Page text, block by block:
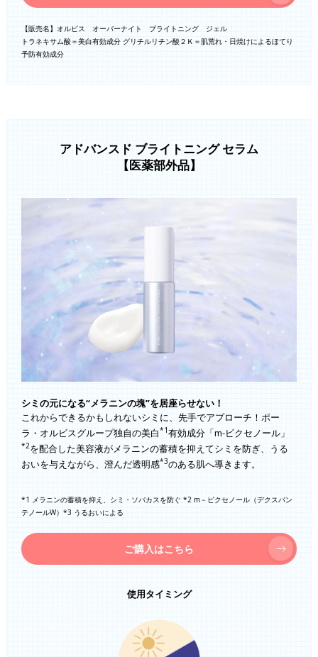
【販売名】オルビス オーバーナイト ブライトニング ジェル
トラネキサム酸＝美白有効成分 グリチルリチン酸２Ｋ＝肌荒れ・日焼けによるほてり
予防有効成分
アドバンスド ブライトニング セラム
【医薬部外品】
シミの元になる“メラニンの塊”を居座らせない！
これからできるかもしれないシミに、先手でアプローチ！ポー
ラ・オルビスグループ独自の美白*1有効成分「m-ピクセノール」
*2を配合した美容液がメラニンの蓄積を抑えてシミを防ぎ、うる
おいを与えながら、澄んだ透明感*3のある肌へ導きます。
*1 メラニンの蓄積を抑え、シミ・ソバカスを防ぐ *2 m－ピクセノール（デクスパン
テノールW）*3 うるおいによる
ご購入はこちら
使用タイミング